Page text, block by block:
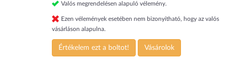
Valós megrendelésen alapuló vélemény.
Ezen vélemények esetében nem bizonyítható, hogy az valós
vásárláson alapulna.
Értékelem ezt a boltot! Vásárolok